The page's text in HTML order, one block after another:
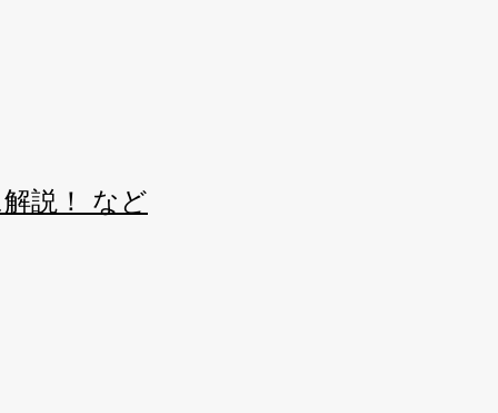
説！ など